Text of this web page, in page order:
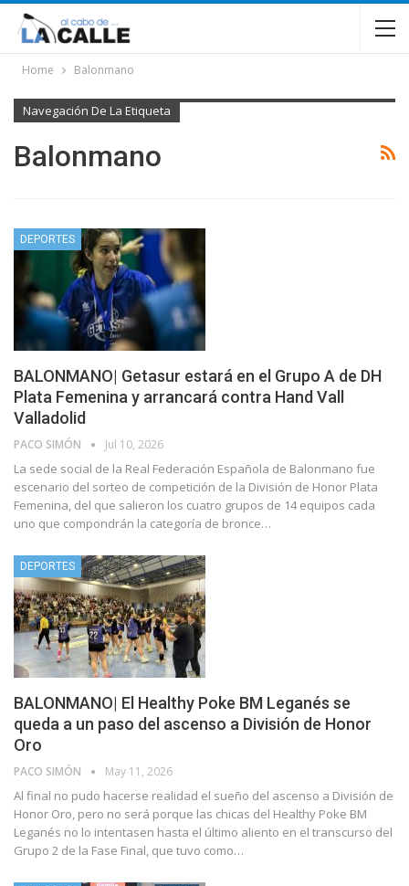
Home Balonmano
Navegación De La Etiqueta
Balonmano
DEPORTES
BALONMANO| Getasur estará en el Grupo A de DH
Plata Femenina y arrancará contra Hand Vall
Valladolid
PACO SIMÓN Jul 10, 2026
La sede social de la Real Federación Española de Balonmano fue
escenario del sorteo de competición de la División de Honor Plata
Femenina, del que salieron los cuatro grupos de 14 equipos cada
uno que compondrán la categoría de bronce…
DEPORTES
BALONMANO| El Healthy Poke BM Leganés se
queda a un paso del ascenso a División de Honor
Oro
PACO SIMÓN May 11, 2026
Al final no pudo hacerse realidad el sueño del ascenso a División de
Honor Oro, pero no será porque las chicas del Healthy Poke BM
Leganés no lo intentasen hasta el último aliento en el transcurso del
Grupo 2 de la Fase Final, que tuvo como…